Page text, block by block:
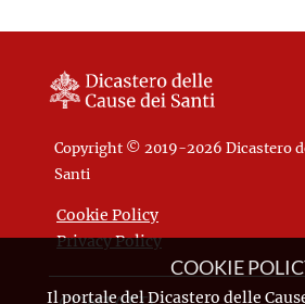
Copyright © 2019-2026 Dicastero
Santi
Cookie Policy
Privacy Policy
COOKIE
Il portale del Dicastero delle